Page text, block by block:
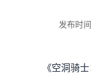
发布时
《空洞骑